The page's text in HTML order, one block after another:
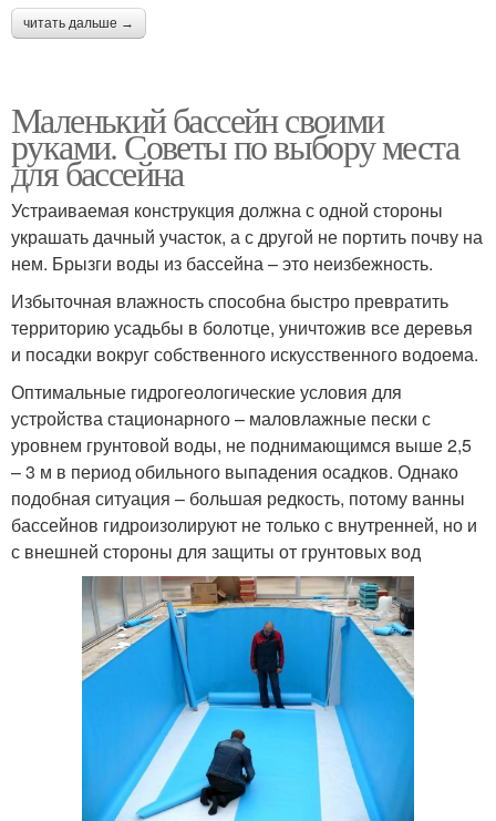
читать дальше →
Маленький бассейн своими
руками. Советы по выбору места
для бассейна
Устраиваемая конструкция должна с одной стороны
украшать дачный участок, а с другой не портить почву на
нем. Брызги воды из бассейна – это неизбежность.
Избыточная влажность способна быстро превратить
территорию усадьбы в болотце, уничтожив все деревья
и посадки вокруг собственного искусственного водоема.
Оптимальные гидрогеологические условия для
устройства стационарного – маловлажные пески с
уровнем грунтовой воды, не поднимающимся выше 2,5
– 3 м в период обильного выпадения осадков. Однако
подобная ситуация – большая редкость, потому ванны
бассейнов гидроизолируют не только с внутренней, но и
с внешней стороны для защиты от грунтовых вод